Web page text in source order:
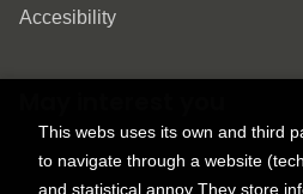
Accesibility
This webs uses its own and third
to navigate through a website
and statistical annoy They store